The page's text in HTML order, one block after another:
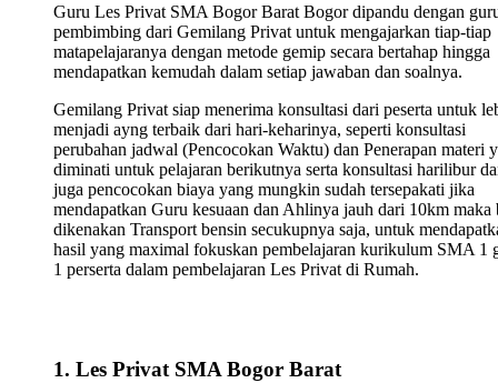
Guru Les Privat SMA Bogor Barat Bogor dipandu dengan
pembimbing dari Gemilang Privat untuk mengajarkan tiap-tiap
matapelajaranya dengan metode gemip secara bertahap hingga
mendapatkan kemudah dalam setiap jawaban dan soalnya.
Gemilang Privat siap menerima konsultasi dari peserta untuk
menjadi ayng terbaik dari hari-keharinya, seperti konsultasi
perubahan jadwal (Pencocokan Waktu) dan Penerapan materi
diminati untuk pelajaran berikutnya serta konsultasi harilibur
juga pencocokan biaya yang mungkin sudah tersepakati jika
mendapatkan Guru kesuaan dan Ahlinya jauh dari 10km maka
dikenakan Transport bensin secukupnya saja, untuk
hasil yang maximal fokuskan pembelajaran kurikulum SMA 1
1 perserta dalam pembelajaran Les Privat di Rumah.
1. Les Privat SMA Bogor Barat